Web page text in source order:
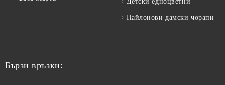
Найлонови дамски чорапи
Бързи връзки: